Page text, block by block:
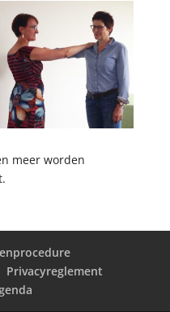
meer worden
Privacyreglement